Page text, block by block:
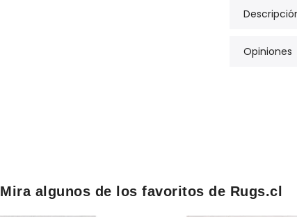
Opiniones
Mira algunos de los favoritos de Rugs.cl